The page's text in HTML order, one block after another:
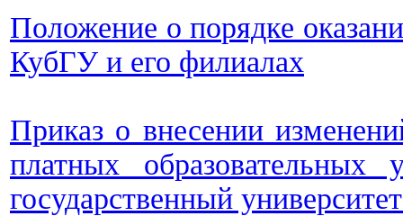
Положение о порядке
КубГУ и его филиалах
Приказ о внесении
платных
государственный